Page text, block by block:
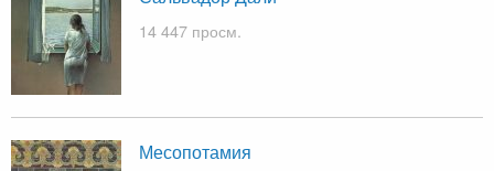
14 447 просм.
Месопотамия